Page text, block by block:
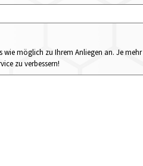
wie möglich zu Ihrem Anliegen an. Je mehr
zu verbessern!